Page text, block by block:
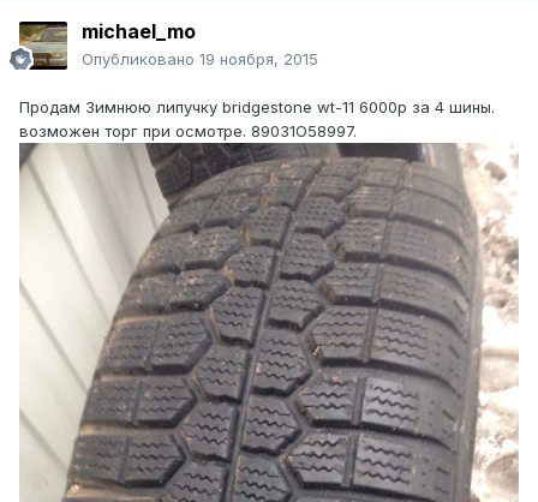
michael_mo
Опубликовано 19 ноября, 2015
Продам Зимнюю липучку bridgestone wt-11 6000р за 4 шины.
возможен торг при осмотре. 89031О58997.